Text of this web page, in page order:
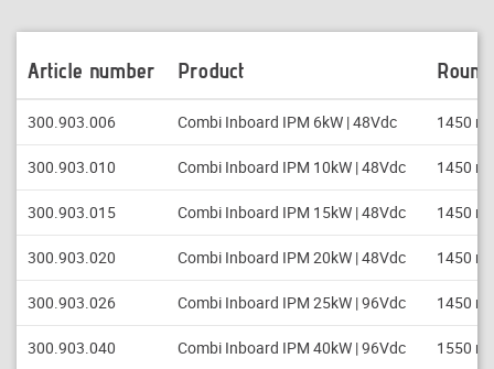
Article number Product
300.903.006 Combi Inboard IPM 6kW | 48Vdc 1450
300.903.010 Combi Inboard IPM 10kW | 48Vdc 1450
300.903.015 Combi Inboard IPM 15kW | 48Vdc 1450
300.903.020 Combi Inboard IPM 20kW | 48Vdc 1450
300.903.026 Combi Inboard IPM 25kW | 96Vdc 1450
300.903.040 Combi Inboard IPM 40kW | 96Vdc 1550